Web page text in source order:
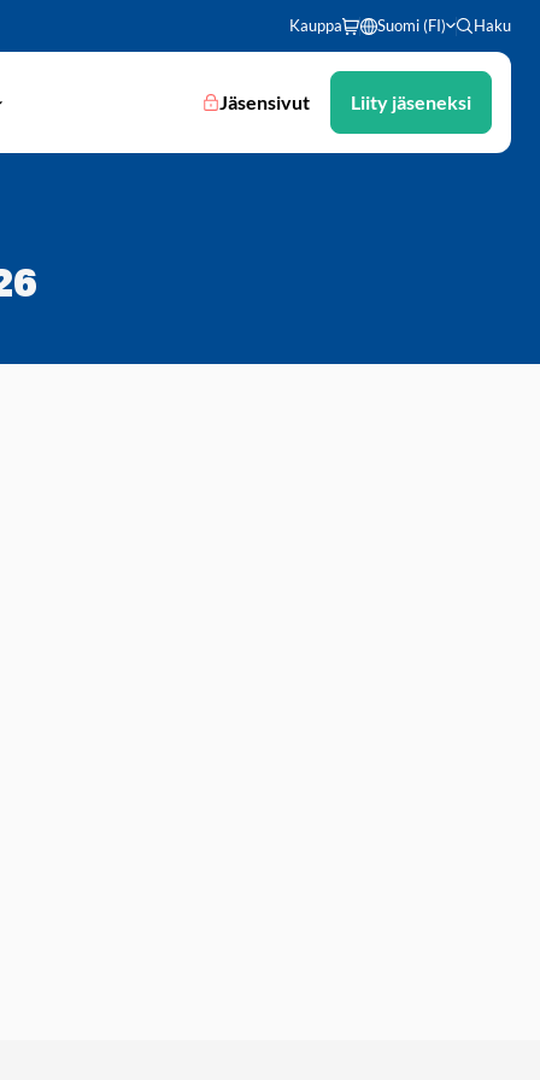
Kauppa Suomi (FI) Haku
Jäsensivut Liity jäseneksi